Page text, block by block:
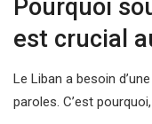
Pourquoi
est crucial
Le Liban a besoin
paroles. C’est